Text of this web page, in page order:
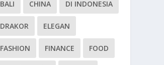
BALI CHINA DI INDONESIA
DRAKOR ELEGAN
FASHION FINANCE FOOD